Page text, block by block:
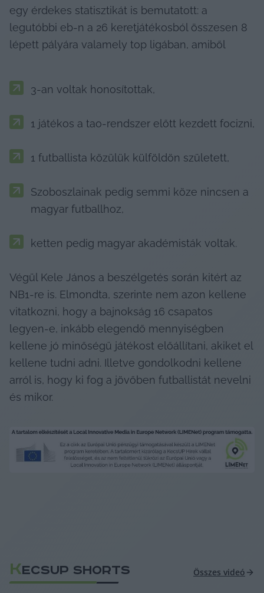
egy érdekes statisztikát is bemutatott: a
legutóbbi eb-n a 26 keretjátékosból összesen 8
lépett pályára valamely top ligában, amiből
3-an voltak honosítottak,
1 játékos a tao-rendszer előtt kezdett focizni,
1 futballista közülük külföldön született,
Szoboszlainak pedig semmi köze nincsen a
magyar futballhoz,
ketten pedig magyar akadémisták voltak.
Végül Kele János a beszélgetés során kitért az
NB1-re is. Elmondta, szerinte nem azon kellene
vitatkozni, hogy a bajnokság 16 csapatos
legyen-e, inkább elegendő mennyiségben
kellene jó minőségű játékost előállítani, akiket el
kellene tudni adni. Illetve gondolkodni kellene
arról is, hogy ki fog a jövőben futballistát nevelni
és mikor.
KECSUP SHORTS Összes videó